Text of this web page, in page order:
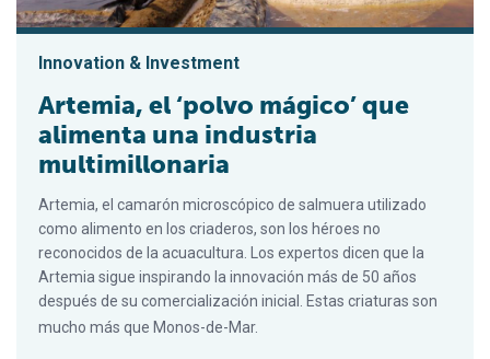
Innovation & Investment
Artemia, el ‘polvo mágico’ que
alimenta una industria
multimillonaria
Artemia, el camarón microscópico de salmuera utilizado
como alimento en los criaderos, son los héroes no
reconocidos de la acuacultura. Los expertos dicen que la
Artemia sigue inspirando la innovación más de 50 años
después de su comercialización inicial. Estas criaturas son
mucho más que Monos-de-Mar.